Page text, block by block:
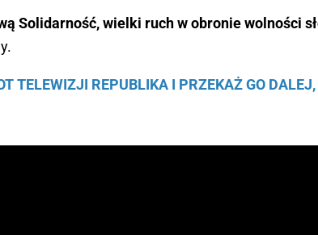
Solidarność, wielki ruch w obronie wolności
TELEWIZJI REPUBLIKA I PRZEKAŻ GO